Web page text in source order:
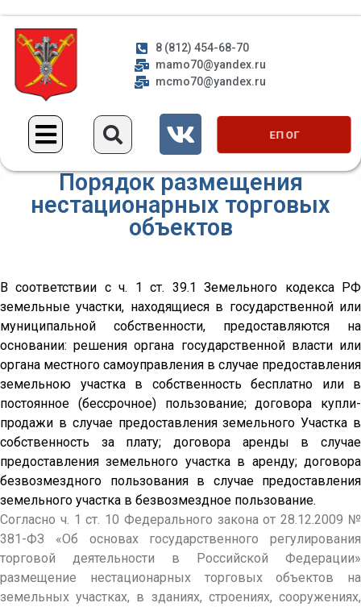
8 (812) 454-68-70
mamo70@yandex.ru
mcmo70@yandex.ru
ЕП ОГ
Порядок размещения
нестационарных торговых
объектов
В соответствии с ч. 1 ст. 39.1 Земельного кодекса РФ
земельные участки, находящиеся в государственной или
муниципальной собственности, предоставляются на
основании: решения органа государственной власти или
органа местного самоуправления в случае предоставления
земельною участка в собственность бесплатно или в
постоянное (бессрочное) пользование; договора купли-
продажи в случае предоставления земельного Участка в
собственность за плату; договора аренды в случае
предоставления земельного участка в аренду; договора
безвозмездного пользования в случае предоставления
земельного участка в безвозмездное пользование.
Согласно ч. 1 ст. 10 Федерального закона от 28.12.2009 №
381-ФЗ «Об основах государственного регулирования
торговой деятельности в Российской Федерации»
размещение нестационарных торговых объектов на
земельных участках, в зданиях, строениях, сооружениях,